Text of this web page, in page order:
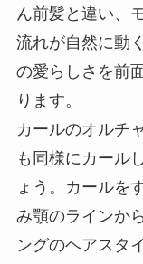
ん前髪と違い、
流れが自然に動
の愛らしさを前
ります。
カールのオルチ
も同様にカール
ょう。カールを
み顎のラインか
ングのヘアスタ